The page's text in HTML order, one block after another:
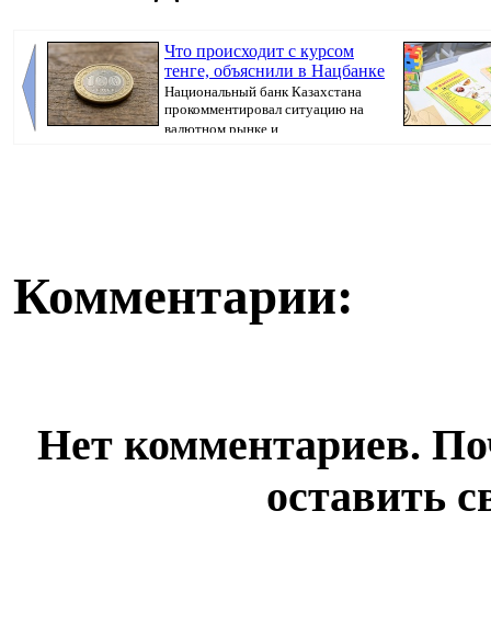
Что происходит с курсом
тенге, объяснили в Нацбанке
Национальный банк Казахстана
прокомментировал ситуацию на
валютном рынке и ...
Комментарии:
Нет комментариев.
оставить